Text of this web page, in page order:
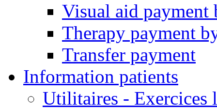
Visual aid payment
Therapy payment
Transfer payment
Information patients
Utilitaires - Exercices